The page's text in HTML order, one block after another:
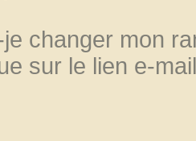
changer mon
sur le lien e-